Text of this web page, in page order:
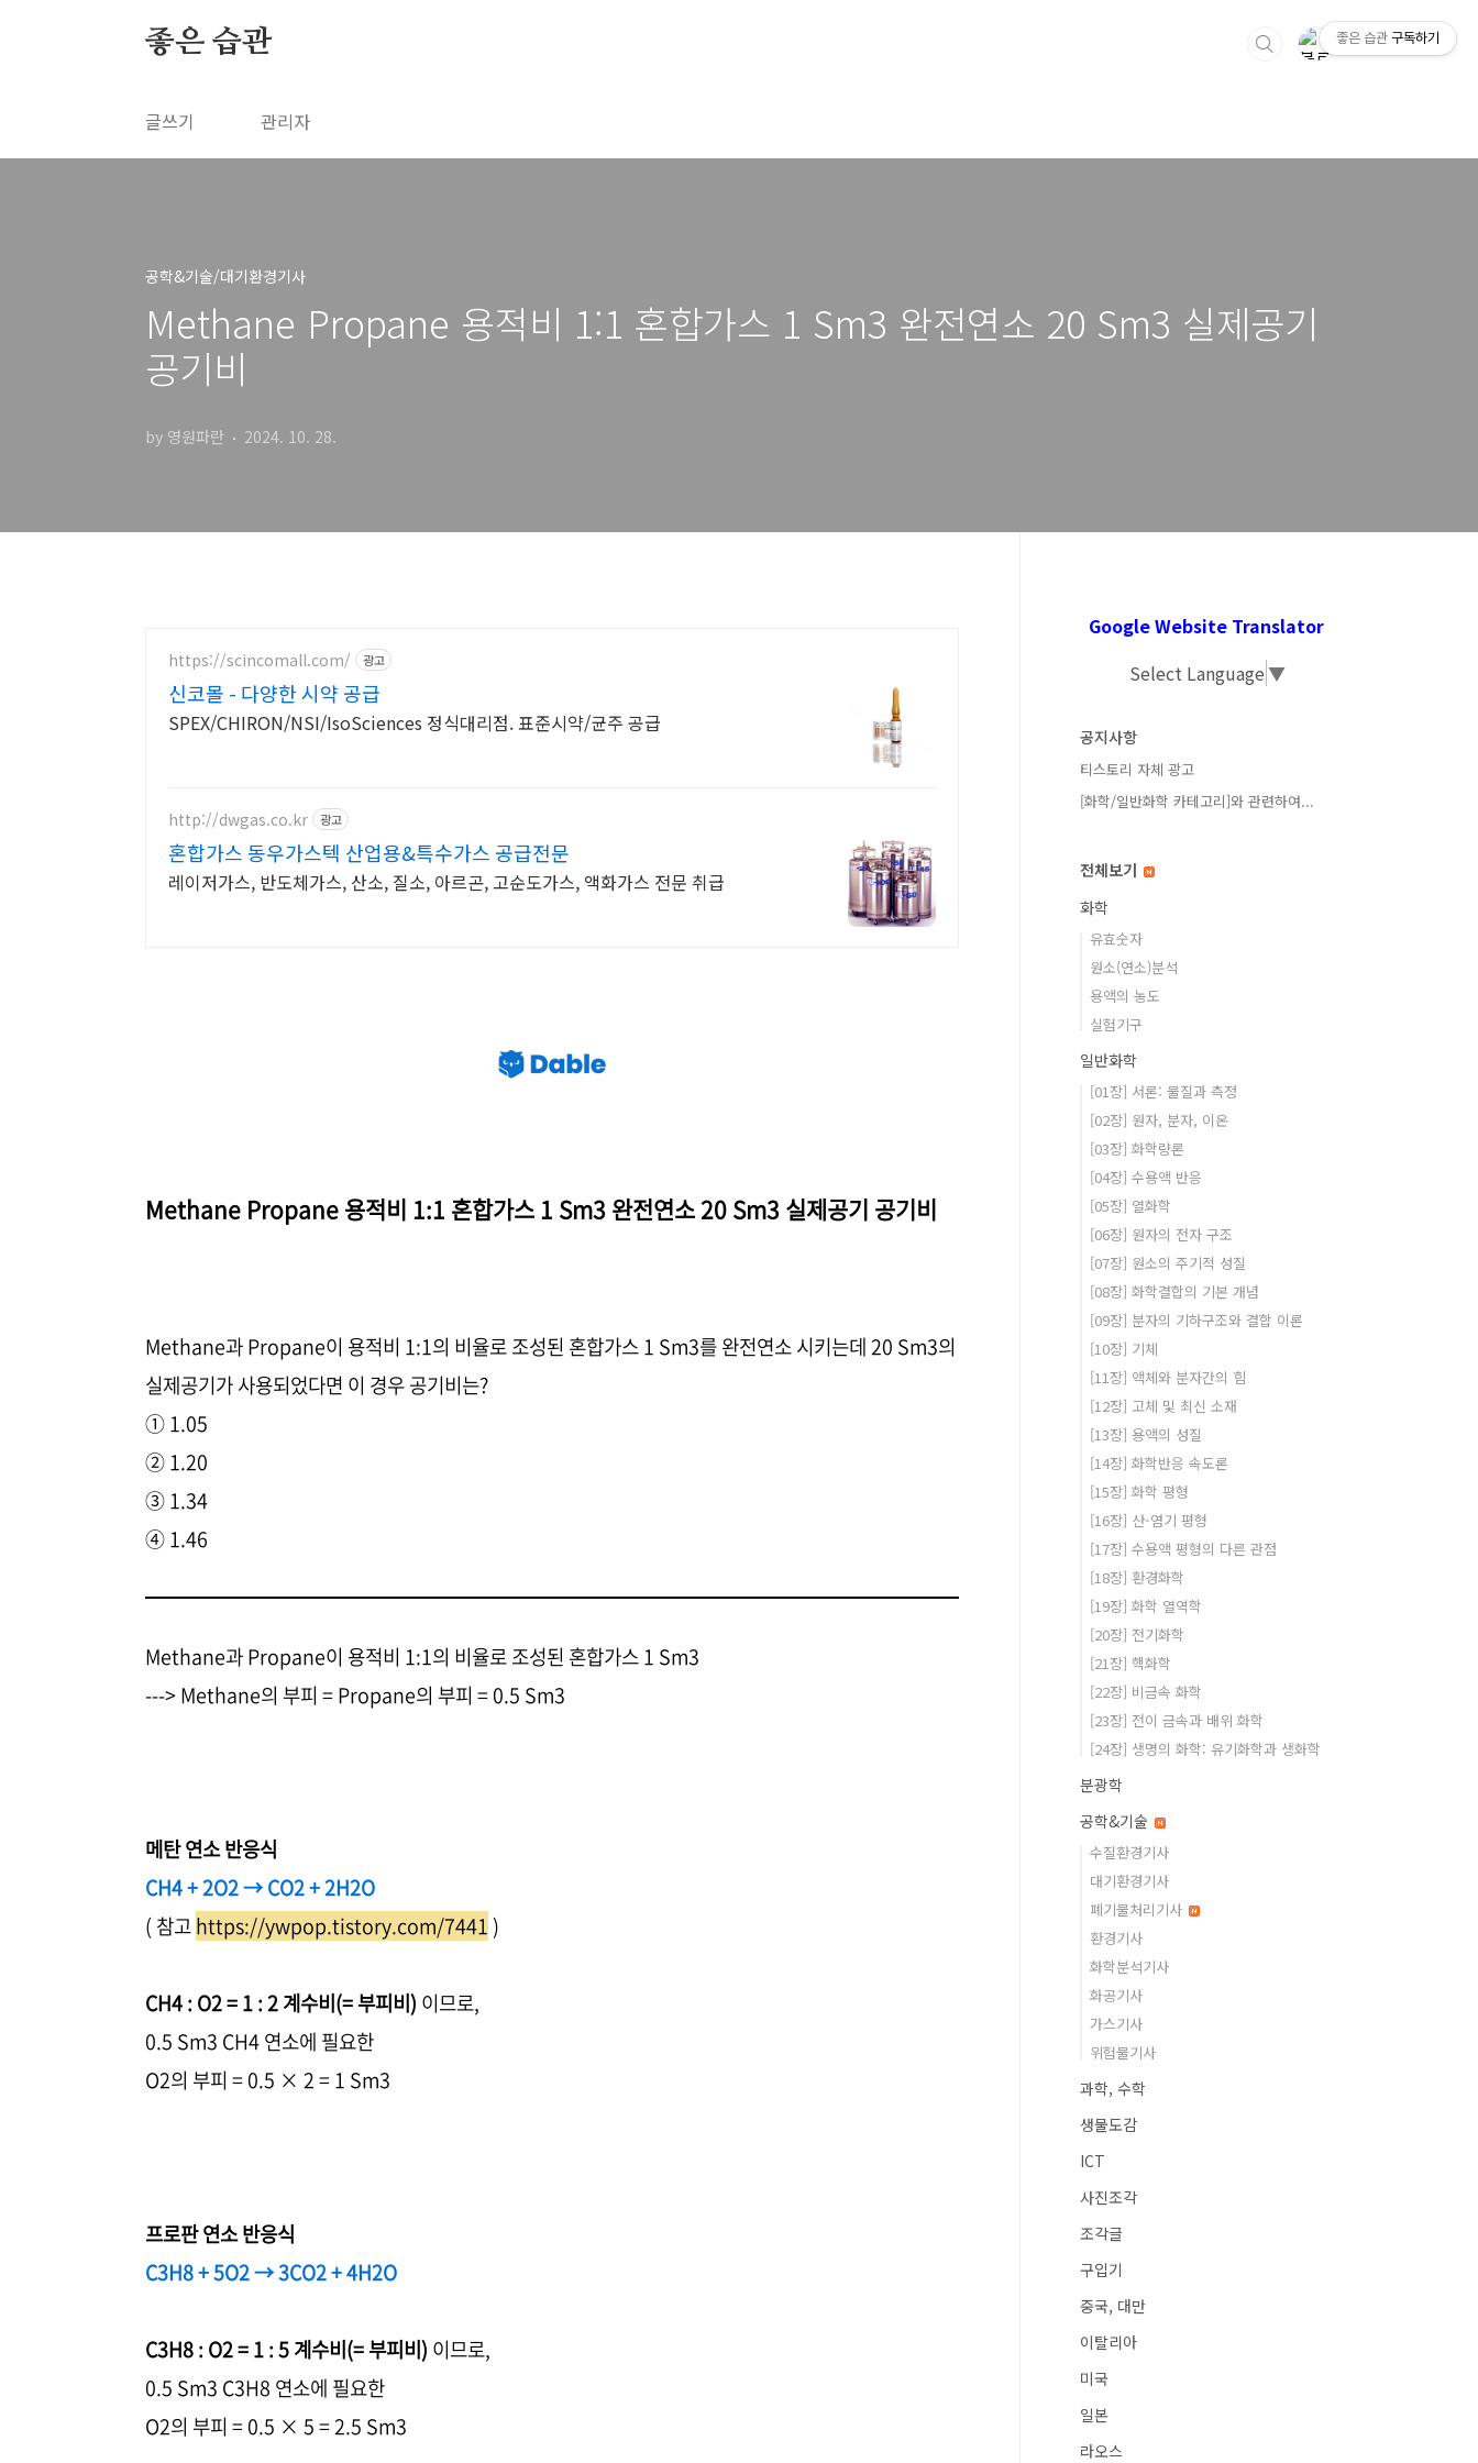
좋은 습관
글쓰기 관리자
공학&기술/대기환경기사
Methane Propane 용적비 1:1 혼합가스 1 Sm3 완전연소 20 Sm3 실제공기
공기비
by 영원파란 2024. 10. 28.
https://scincomall.com/ 광고
신코몰 - 다양한 시약 공급
SPEX/CHIRON/NSI/IsoSciences 정식대리점. 표준시약/균주 공급
http://dwgas.co.kr 광고
혼합가스 동우가스텍 산업용&특수가스 공급전문
레이저가스, 반도체가스, 산소, 질소, 아르곤, 고순도가스, 액화가스 전문 취급
Methane Propane 용적비 1:1 혼합가스 1 Sm3 완전연소 20 Sm3 실제공기 공기비
Methane과 Propane이 용적비 1:1의 비율로 조성된 혼합가스 1 Sm3를 완전연소 시키는데 20 Sm3의
실제공기가 사용되었다면 이 경우 공기비는?
① 1.05
② 1.20
③ 1.34
④ 1.46
Methane과 Propane이 용적비 1:1의 비율로 조성된 혼합가스 1 Sm3
---> Methane의 부피 = Propane의 부피 = 0.5 Sm3
메탄 연소 반응식
CH4 + 2O2 → CO2 + 2H2O
( 참고https://ywpop.tistory.com/7441 )
CH4 : O2 = 1 : 2 계수비(= 부피비) 이므로,
0.5 Sm3 CH4 연소에 필요한
O2의 부피 = 0.5 × 2 = 1 Sm3
프로판 연소 반응식
C3H8 + 5O2 → 3CO2 + 4H2O
C3H8 : O2 = 1 : 5 계수비(= 부피비) 이므로,
0.5 Sm3 C3H8 연소에 필요한
O2의 부피 = 0.5 × 5 = 2.5 Sm3
Google Website Translator
Select Language▼
공지사항
티스토리 자체 광고
[화학/일반화학 카테고리]와 관련하여...
전체보기
화학
유효숫자
원소(연소)분석
용액의 농도
실험기구
일반화학
[01장] 서론: 물질과 측정
[02장] 원자, 분자, 이온
[03장] 화학량론
[04장] 수용액 반응
[05장] 열화학
[06장] 원자의 전자 구조
[07장] 원소의 주기적 성질
[08장] 화학결합의 기본 개념
[09장] 분자의 기하구조와 결합 이론
[10장] 기체
[11장] 액체와 분자간의 힘
[12장] 고체 및 최신 소재
[13장] 용액의 성질
[14장] 화학반응 속도론
[15장] 화학 평형
[16장] 산-염기 평형
[17장] 수용액 평형의 다른 관점
[18장] 환경화학
[19장] 화학 열역학
[20장] 전기화학
[21장] 핵화학
[22장] 비금속 화학
[23장] 전이 금속과 배위 화학
[24장] 생명의 화학: 유기화학과 생화학
분광학
공학&기술
수질환경기사
대기환경기사
폐기물처리기사
환경기사
화학분석기사
화공기사
가스기사
위험물기사
과학, 수학
생물도감
ICT
사진조각
조각글
구입기
중국, 대만
이탈리아
미국
일본
라오스
좋은 습관 구독하기